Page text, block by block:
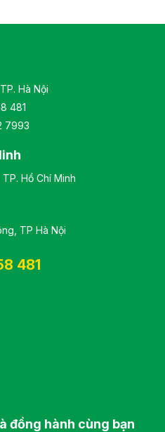
Hà Nội
481
7993
Hồ Chí Minh
TP Hà Nội
481
đồng hành cùng bạn